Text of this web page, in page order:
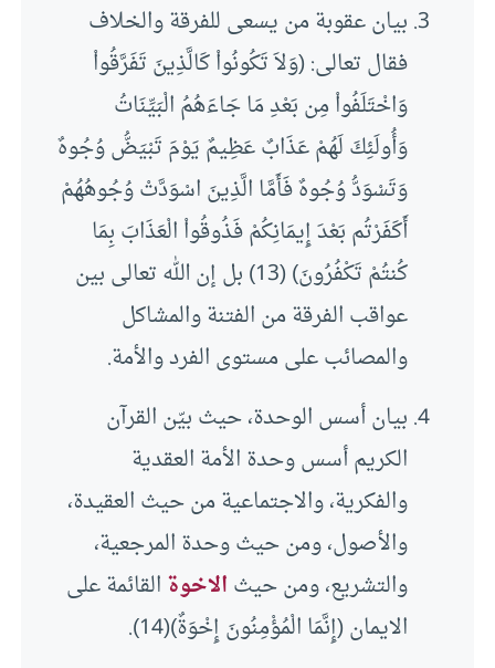
بيان عقوبة من يسعى للفرقة والخلاف
فقال تعالى: (وَلاَ تَكُونُواْ كَالَّذِينَ تَفَرَّقُواْ
وَاخْتَلَفُواْ مِن بَعْدِ مَا جَاءَهُمُ الْبَيِّنَاتُ
وَأُولَئِكَ لَهُمْ عَذَابٌ عَظِيمٌ يَوْمَ تَبْيَضُّ وُجُوهٌ
وَتَسْوَدُّ وُجُوهٌ فَأَمَّا الَّذِينَ اسْوَدَّتْ وُجُوهُهُمْ
أَكَفَرْتُم بَعْدَ إِيمَانِكُمْ فَذُوقُواْ الْعَذَابَ بِمَا
كُنتُمْ تَكْفُرُونَ) (13) بل إن الله تعالى بين
عواقب الفرقة من الفتنة والمشاكل
والمصائب على مستوى الفرد والأمة.
بيان أسس الوحدة، حيث بيّن القرآن
الكريم أسس وحدة الأمة العقدية
والفكرية، والاجتماعية من حيث العقيدة،
والأصول، ومن حيث وحدة المرجعية،
والتشريع، ومن حيثالاخوةالقائمة على
الايمان (إِنَّمَا الْمُؤْمِنُونَ إِخْوَةٌ)(14).